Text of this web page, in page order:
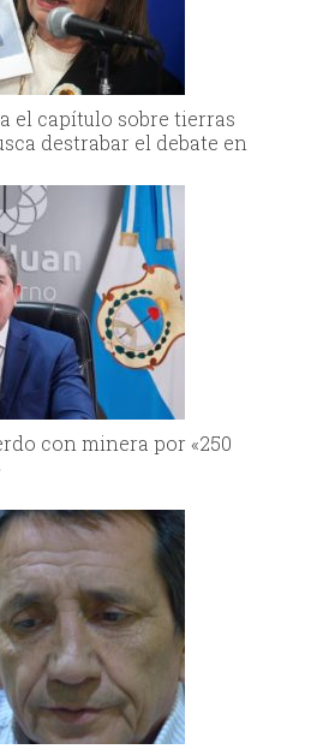
el capítulo sobre tierras
destrabar el debate en
con minera por «250